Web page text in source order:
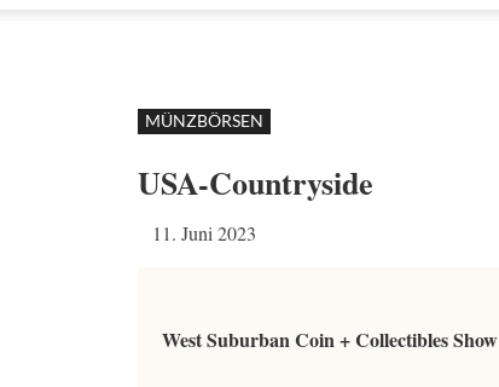
MÜNZBÖRSEN
USA-Countryside
11. Juni 2023
West Suburban Coin + Collectibles Show